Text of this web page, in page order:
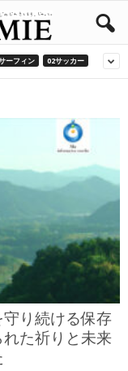
ーフィン 02サッカー
り続ける保存
た祈りと未来